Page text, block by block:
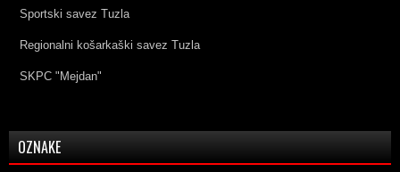
Sportski savez Tuzla
Regionalni košarkaški savez Tuzla
SKPC "Mejdan"
OZNAKE